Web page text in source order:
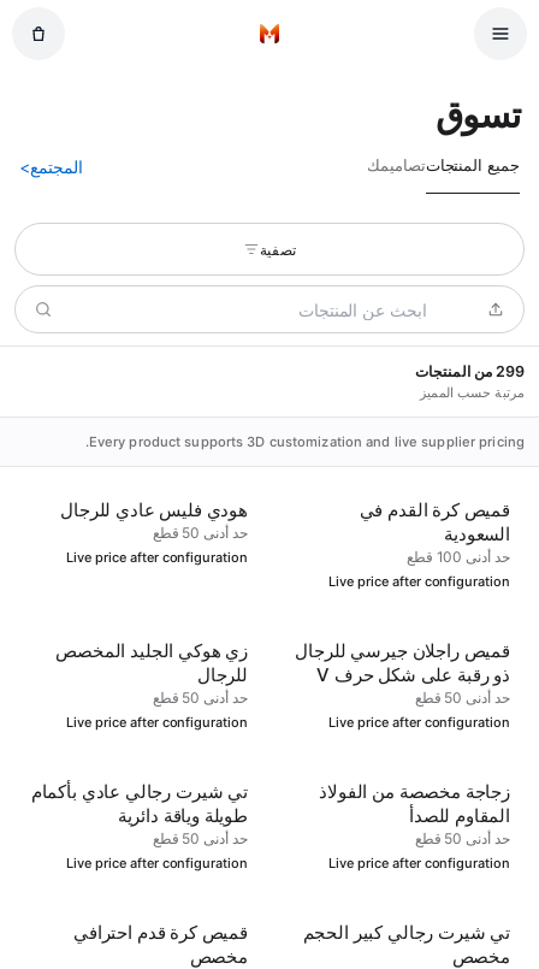
الرئيسية
تسوق
جميع المنتجاتتصاميمك المجتمع>
تصفية
299 من المنتجات
مرتبة حسب المميز
Every product supports 3D customization and live supplier pricing.
قميص كرة القدم في
السعودية
حد أدنى 100 قطع
Live price after configuration
هودي فليس عادي للرجال
حد أدنى 50 قطع
Live price after configuration
قميص راجلان جيرسي للرجال
ذو رقبة على شكل حرف V
مضلع بالكامل
حد أدنى 50 قطع
Live price after configuration
زي هوكي الجليد المخصص
للرجال
حد أدنى 50 قطع
Live price after configuration
زجاجة مخصصة من الفولاذ
المقاوم للصدأ
حد أدنى 50 قطع
Live price after configuration
تي شيرت رجالي عادي بأكمام
طويلة وياقة دائرية
حد أدنى 50 قطع
Live price after configuration
تي شيرت رجالي كبير الحجم
مخصص
قميص كرة قدم احترافي
مخصص